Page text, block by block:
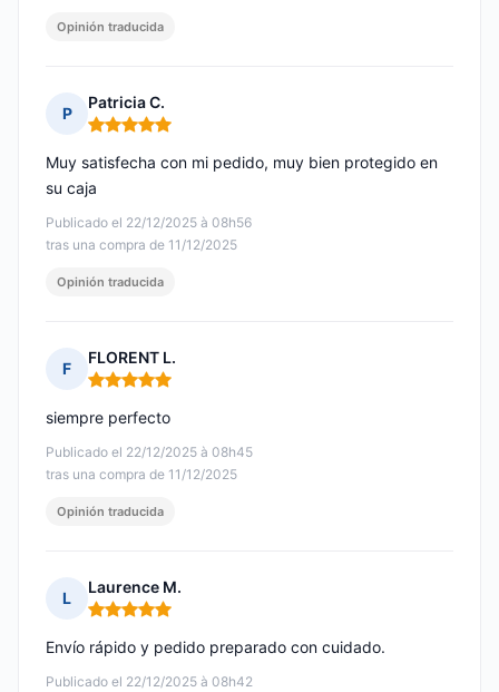
Opinión traducida
P
Patricia C.
Nota: 5 de 5
Publicado el 22/12/2025 à 08h56
tras una compra de 11/12/2025
Muy satisfecha con mi pedido, muy bien protegido en
su caja
Opinión traducida
F
FLORENT L.
Nota: 5 de 5
Publicado el 22/12/2025 à 08h45
tras una compra de 11/12/2025
siempre perfecto
Opinión traducida
L
Laurence M.
Nota: 5 de 5
Publicado el 22/12/2025 à 08h42
Envío rápido y pedido preparado con cuidado.